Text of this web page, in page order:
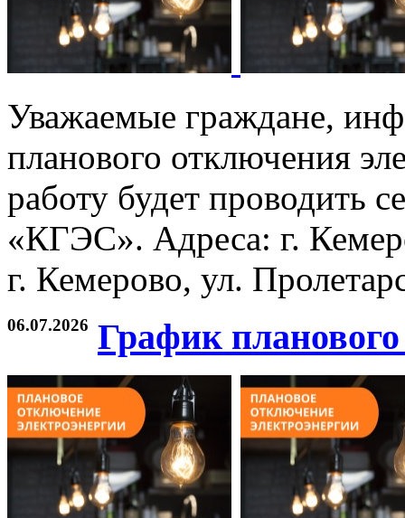
Уважаемые граждане,
планового отключения
работу будет проводить
«КГЭС». Адреса: г.
г. Кемерово, ул.
06.07.2026 График